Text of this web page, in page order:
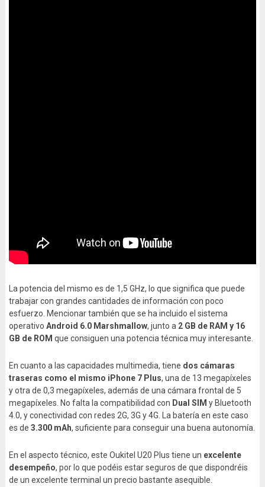
La potencia del mismo es de 1,5 GHz, lo que significa que puede
trabajar con grandes cantidades de información con poco
esfuerzo. Mencionar también que se ha incluido el sistema
operativo Android 6.0 Marshmallow, junto a 2 GB de RAM y 16
GB de ROM que consiguen una potencia técnica muy interesante.
En cuanto a las capacidades multimedia, tiene dos cámaras
traseras como el mismo iPhone 7 Plus, una de 13 megapíxeles
y otra de 0,3 megapíxeles, además de una cámara frontal de 5
megapíxeles. No falta la compatibilidad con Dual SIM y Bluetooth
4.0, y conectividad con redes 2G, 3G y 4G. La batería en este caso
es de 3.300 mAh, suficiente para conseguir una buena autonomía.
En el aspecto técnico, este Oukitel U20 Plus tiene un excelente
desempeño, por lo que podéis estar seguros de que dispondréis
de un excelente terminal un precio bastante asequible.